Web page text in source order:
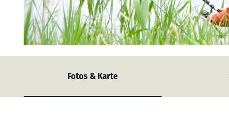
Fotos & Karte